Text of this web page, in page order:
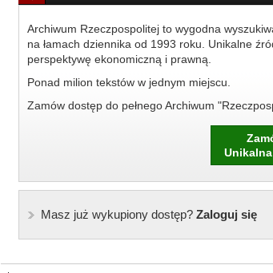
Archiwum Rzeczpospolitej to wygodna
na łamach dziennika od 1993 roku. Unikalne
perspektywę ekonomiczną i prawną.
Ponad milion tekstów w jednym miejscu.
Zamów dostęp do pełnego Archiwum
Masz już wykupiony dostęp?Zaloguj się